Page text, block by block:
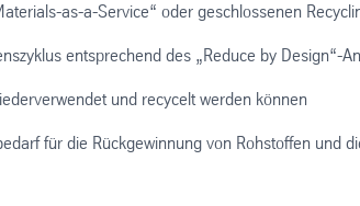
as-a-Service“ oder geschlossenen
entsprechend des „Reduce by Design“-
und recycelt werden können
für die Rückgewinnung von Rohstoffen und